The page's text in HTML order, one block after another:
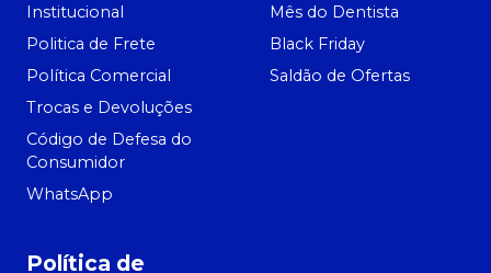
Institucional
Politica de Frete
Política Comercial
Trocas e Devoluções
Código de Defesa do
Consumidor
WhatsApp
Mês do Dentista
Black Friday
Saldão de Ofertas
Política de